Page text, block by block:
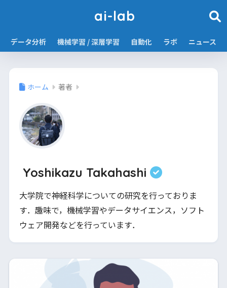
ai-lab
データ分析 機械学習 / 深層学習 自動化 ラボ ニュース
ホーム 著者
Yoshikazu Takahashi
大学院で神経科学についての研究を行っておりま
す．趣味で，機械学習やデータサイエンス，ソフト
ウェア開発などを行っています．